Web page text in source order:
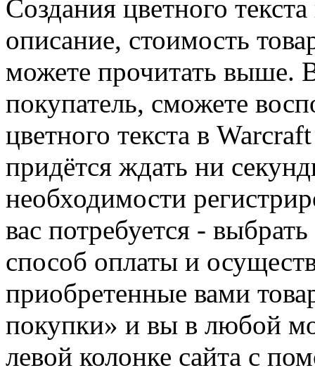
Cоздания цветного
описание, стоимость
можете прочитать выше.
покупатель, сможете
цветного текста в
придётся ждать ни
необходимости
вас потребуется -
способ оплаты и
приобретенные вами
покупки» и вы в любой
левой колонке сайта с